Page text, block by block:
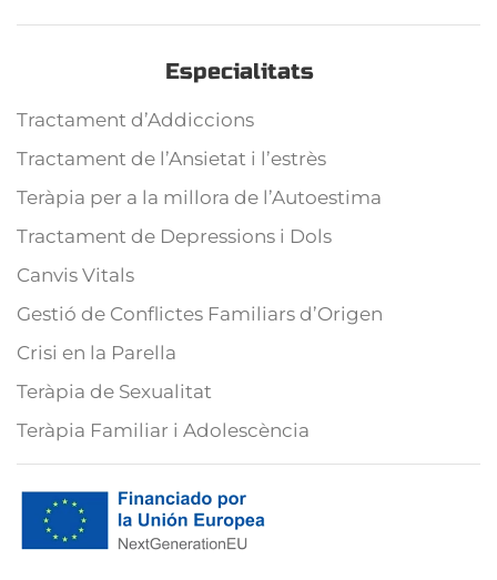
Especialitats
Tractament d’Addiccions
Tractament de l’Ansietat i l’estrès
Teràpia per a la millora de l’Autoestima
Tractament de Depressions i Dols
Canvis Vitals
Gestió de Conflictes Familiars d’Origen
Crisi en la Parella
Teràpia de Sexualitat
Teràpia Familiar i Adolescència